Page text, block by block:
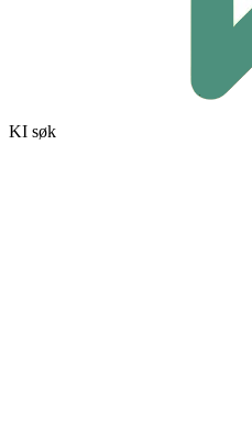
KI søk